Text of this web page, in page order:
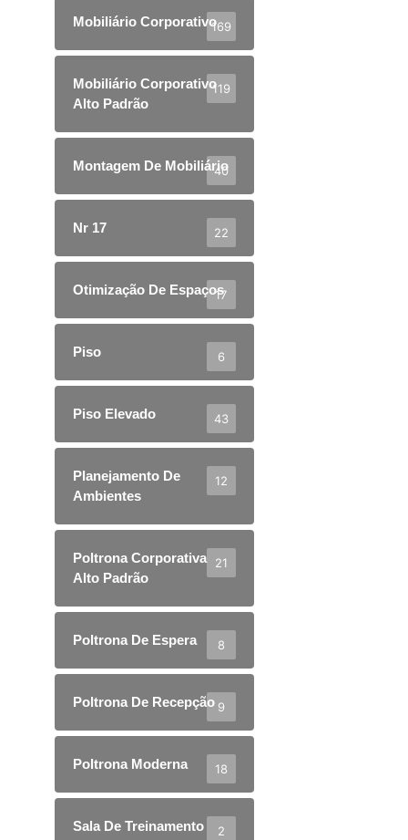
Mobiliário Corporativo169
Mobiliário Corporativo
Alto Padrão
119
Montagem De Mobiliário
40
Nr 17 22
Otimização De Espaços
17
Piso 6
Piso Elevado 43
Planejamento De
Ambientes
12
Poltrona Corporativa
Alto Padrão
21
Poltrona De Espera 8
Poltrona De Recepção 9
Poltrona Moderna 18
Sala De Treinamento 2